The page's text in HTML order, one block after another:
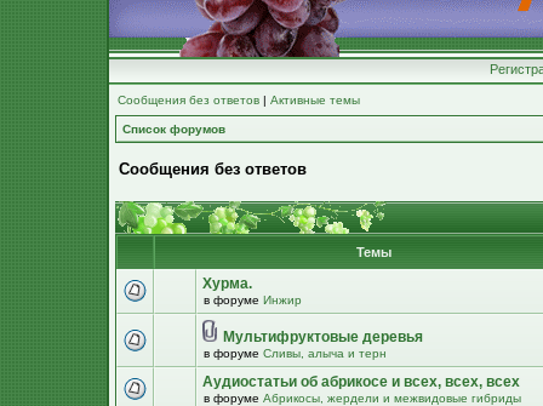
Сообщения без ответов | Активные темы
Список форумов
Сообщения без ответов
Темы
Хурма.
в форуме Инжир
Мультифруктовые деревья
в форуме Сливы, алыча и терн
Аудиостатьи об абрикосе и всех, всех, всех
в форуме Абрикосы, жердели и межвидовые гибриды